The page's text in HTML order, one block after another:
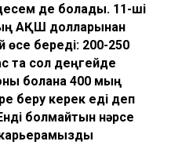
де болады. 11-ші
АҚШ долларынан
береді: 200-250
та сол деңгейде
болғанға 400 мың
беру керек еді деп
болмайтын нәрсе